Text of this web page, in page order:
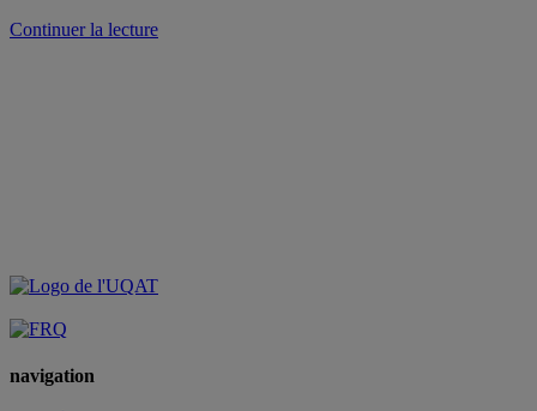
Continuer la lecturede
navigation